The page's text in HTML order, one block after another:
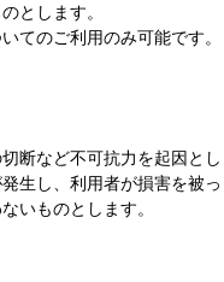
とします。
てのご利用のみ可能です。
断など不可抗力を起因とし
生し、利用者が損害を被っ
いものとします。